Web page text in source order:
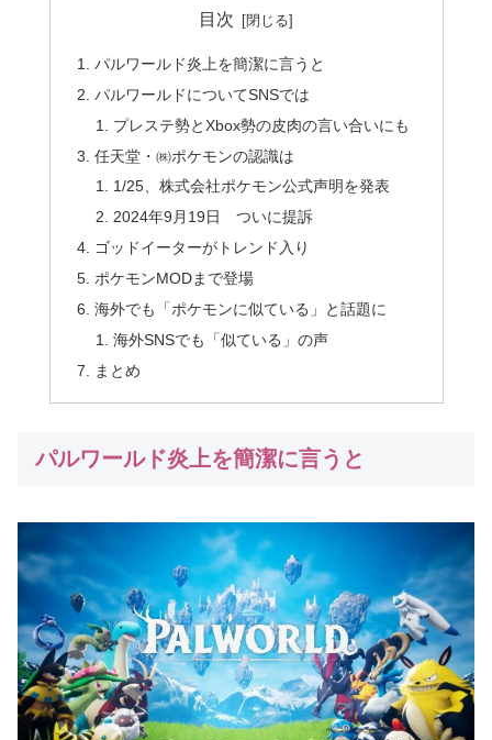
目次
パルワールド炎上を簡潔に言うと
パルワールドについてSNSでは
プレステ勢とXbox勢の皮肉の言い合いにも
任天堂・㈱ポケモンの認識は
1/25、株式会社ポケモン公式声明を発表
2024年9月19日 ついに提訴
ゴッドイーターがトレンド入り
ポケモンMODまで登場
海外でも「ポケモンに似ている」と話題に
海外SNSでも「似ている」の声
まとめ
パルワールド炎上を簡潔に言うと